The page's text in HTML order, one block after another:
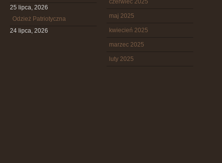
25 lipca, 2026
Odzież Patriotyczna
24 lipca, 2026
czerwiec 2025
maj 2025
kwiecień 2025
marzec 2025
luty 2025